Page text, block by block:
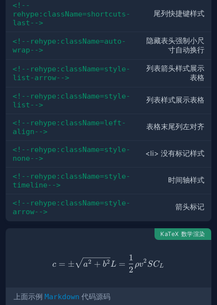
<!--
rehype:className=shortcuts-
last-->
尾列快捷键样式
<!--rehype:className=auto-
wrap-->
隐藏表头强制小尺
寸自动换行
<!--rehype:className=style-
list-arrow-->
列表箭头样式展示
表格
<!--rehype:className=style-
list-->
列表样式展示表格
<!--rehype:className=left-
align-->
表格末尾列 左对齐
<!--rehype:className=style-
none-->
<li> 没有标记样式
<!--rehype:className=style-
timeline-->
时间轴样式
<!--rehype:className=style-
arrow-->
箭头标记
KaTeX 数学渲染
c = \pm\sqrt{a^2 + b^2}
c = ± a2 + b2L =
2
1
ρv2 SCL
上面示例 Markdown 代码源码